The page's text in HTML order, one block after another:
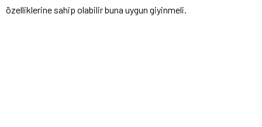
özelliklerine sahip olabilir buna uygun giyinmeli.